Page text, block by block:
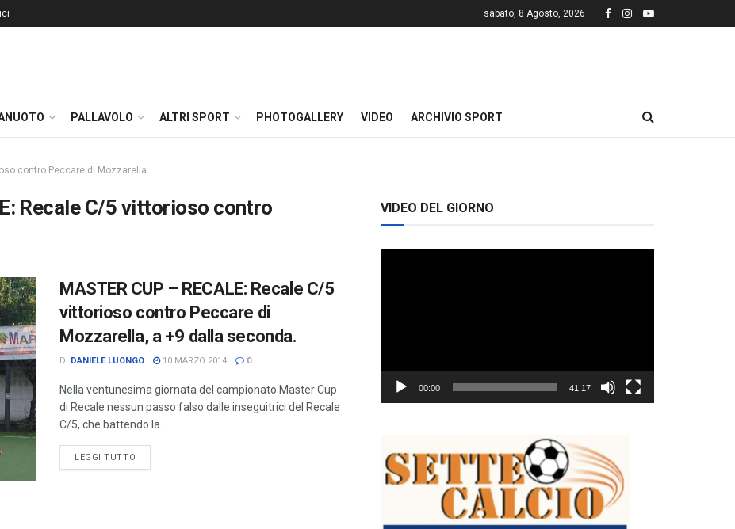
sabato, 8 Agosto, 2026
PALLAVOLO ALTRI SPORT PHOTOGALLERY VIDEO ARCHIVIO SPORT
contro Peccare di Mozzarella
Recale C/5 vittorioso contro
MASTER CUP – RECALE: Recale C/5
vittorioso contro Peccare di
Mozzarella, a +9 dalla seconda.
DI DANIELE LUONGO 10 MARZO 2014 0
Nella ventunesima giornata del campionato Master Cup
di Recale nessun passo falso dalle inseguitrici del Recale
C/5, che battendo la ...
LEGGI TUTTO
VIDEO DEL GIORNO
00:00 41:17